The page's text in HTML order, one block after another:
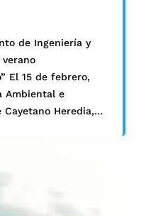
de Ingeniería y
El 15 de febrero,
Ambiental e
Heredia,